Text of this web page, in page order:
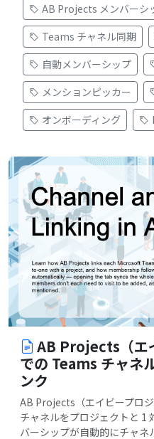
AB Projects メンバーシ
Teams チャネル同期
自動メンバーシップ
メンションピッカー
オンボーディング
AB Projects（エ
での Teams チャネ
ンク
AB Projects（エイビープロ
チャネルをプロジェクトと 1
バーシップが自動的にチャ